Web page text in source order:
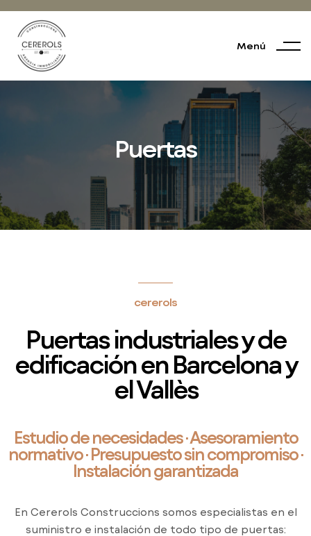
Menú
Puertas
cererols
Puertas industriales y de
edificación en Barcelona y
el Vallès
Estudio de necesidades · Asesoramiento
normativo · Presupuesto sin compromiso ·
Instalación garantizada
En Cererols Construccions somos especialistas en el
suministro e instalación de todo tipo de puertas: